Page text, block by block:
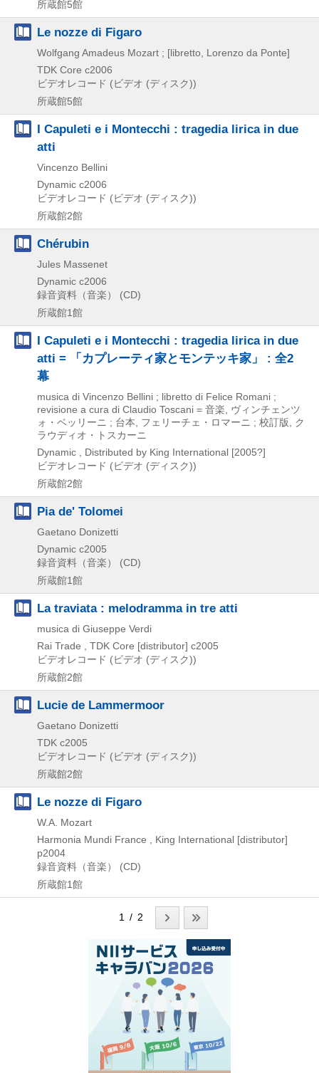
所蔵館5館
Le nozze di Figaro
Wolfgang Amadeus Mozart ; [libretto, Lorenzo da Ponte]
TDK Core c2006
ビデオレコード (ビデオ (ディスク))
所蔵館5館
I Capuleti e i Montecchi : tragedia lirica in due
atti
Vincenzo Bellini
Dynamic c2006
ビデオレコード (ビデオ (ディスク))
所蔵館2館
Chérubin
Jules Massenet
Dynamic c2006
録音資料（音楽） (CD)
所蔵館1館
I Capuleti e i Montecchi : tragedia lirica in due
atti = 「カプレーティ家とモンテッキ家」 : 全2
幕
musica di Vincenzo Bellini ; libretto di Felice Romani ;
revisione a cura di Claudio Toscani = 音楽, ヴィンチェンツ
ォ・ベッリーニ ; 台本, フェリーチェ・ロマーニ ; 校訂版, ク
ラウディオ・トスカーニ
Dynamic , Distributed by King International [2005?]
ビデオレコード (ビデオ (ディスク))
所蔵館2館
Pia de' Tolomei
Gaetano Donizetti
Dynamic c2005
録音資料（音楽） (CD)
所蔵館1館
La traviata : melodramma in tre atti
musica di Giuseppe Verdi
Rai Trade , TDK Core [distributor] c2005
ビデオレコード (ビデオ (ディスク))
所蔵館2館
Lucie de Lammermoor
Gaetano Donizetti
TDK c2005
ビデオレコード (ビデオ (ディスク))
所蔵館2館
Le nozze di Figaro
W.A. Mozart
Harmonia Mundi France , King International [distributor]
p2004
録音資料（音楽） (CD)
所蔵館1館
1 / 2